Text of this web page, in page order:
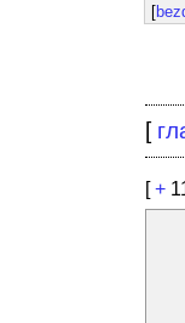
[
[
[+